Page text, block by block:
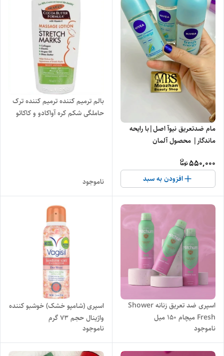
مام ضدتعریق نیوآ اصل|با رایحه
ماندگار| محصول آلمان
550,000
افزودن به سبد
بالم ترمیم کننده ترمیم کننده ترک
حاملگی شکم کره آواکادو و کاکائو
ناموجود
اسپری ضد تعریق زنانه Shower
Fresh میچام ۱۵۰ میل
ناموجود
اسپری (شامپو خشک) خوشبو کننده
واژینال حجم ۷۳ گرم
ناموجود